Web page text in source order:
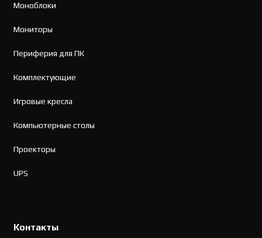
Моноблоки
Мониторы
Периферия для ПК
Комплектующие
Игровые кресла
Компьютерные столы
Проекторы
UPS
Контакты